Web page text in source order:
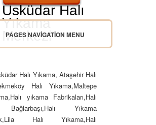
PAGES NAVIGATION MENU
Üsküdar Halı
Yıkama
Merkezi
Halı Yıkama, Ataşehir Halı
Halı Yıkama,Maltepe
yıkama Fabrikaları,Halı
Yıkama
Halı Yıkama,Halı